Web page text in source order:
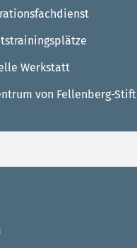
Werkstatt
von Fellenberg-Stift